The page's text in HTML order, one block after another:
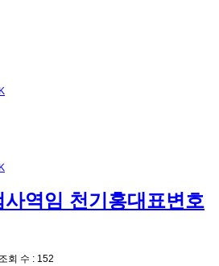
역임 천기홍대표변호
조회 수 : 152